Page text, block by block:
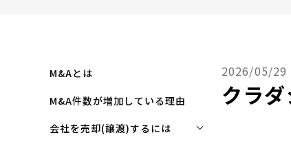
M&Aとは
M&A件数が増加している理由
会社を売却(譲渡)するには
2026/05/29
クラ